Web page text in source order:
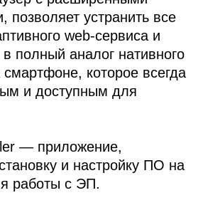
позволяет устранить все
web-сервиса и
в полный аналог нативного
которое всегда
и доступным для
— приложение,
и настройку ПО на